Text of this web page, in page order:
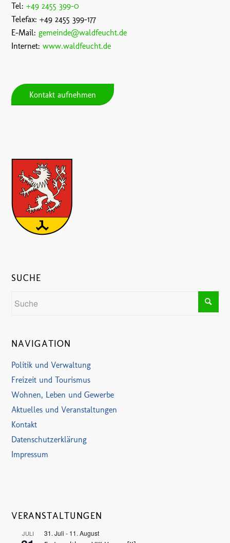
Tel:+49 2455 399-0
Telefax: +49 2455 399-177
E-Mail: gemeinde@waldfeucht.de
Internet:www.waldfeucht.de
Kontakt aufnehmen
SUCHE
NAVIGATION
Politik und Verwaltung
Freizeit und Tourismus
Wohnen, Leben und Gewerbe
Aktuelles und Veranstaltungen
Kontakt
Datenschutzerklärung
Impressum
VERANSTALTUNGEN
JULI 31. Juli - 11. August